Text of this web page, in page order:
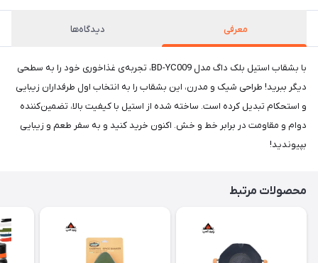
معرفی دیدگاه‌ها
با بشقاب استیل بلک داگ مدل BD-YC009، تجربه‌ی غذاخوری خود را به سطحی
دیگر ببرید! طراحی شیک و مدرن، این بشقاب را به انتخاب اول طرفداران زیبایی
و استحکام تبدیل کرده است. ساخته شده از استیل با کیفیت بالا، تضمین‌کننده
دوام و مقاومت در برابر خط و خش. اکنون خرید کنید و به سفر طعم و زیبایی
بپیوندید!
محصولات مرتبط